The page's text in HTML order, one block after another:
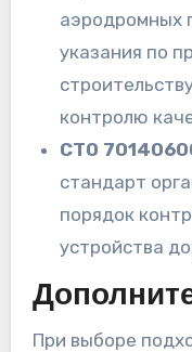
аэродромных
указания по
контролю
СТО
стандарт
порядок
устройства
При выборе